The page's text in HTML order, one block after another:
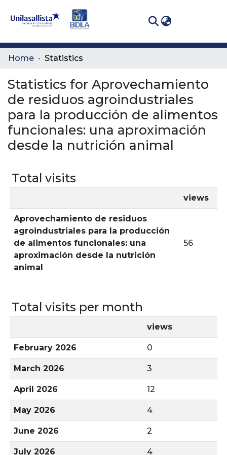
Communities
All of DSpace
Home Statistics
Statistics for Aprovechamiento
de residuos agroindustriales
para la producción de alimentos
funcionales: una aproximación
desde la nutrición animal
Total visits
views
Aprovechamiento de residuos
agroindustriales para la producción
de alimentos funcionales: una
aproximación desde la nutrición
animal
56
Total visits per month
views
February 2026 0
March 2026 3
April 2026 12
May 2026 4
June 2026 2
July 2026 4